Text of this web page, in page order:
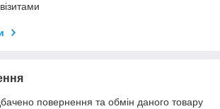
повернення та обмін даного товару